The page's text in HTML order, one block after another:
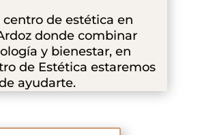
centro de estética en
donde combinar
y bienestar, en
de Estética estaremos
ayudarte.